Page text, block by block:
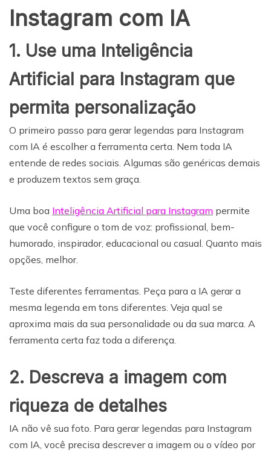
Instagram com IA
1. Use uma Inteligência
Artificial para Instagram que
permita personalização
O primeiro passo para gerar legendas para Instagram
com IA é escolher a ferramenta certa. Nem toda IA
entende de redes sociais. Algumas são genéricas demais
e produzem textos sem graça.
Uma boa Inteligência Artificial para Instagram permite
que você configure o tom de voz: profissional, bem-
humorado, inspirador, educacional ou casual. Quanto mais
opções, melhor.
Teste diferentes ferramentas. Peça para a IA gerar a
mesma legenda em tons diferentes. Veja qual se
aproxima mais da sua personalidade ou da sua marca. A
ferramenta certa faz toda a diferença.
2. Descreva a imagem com
riqueza de detalhes
IA não vê sua foto. Para gerar legendas para Instagram
com IA, você precisa descrever a imagem ou o vídeo por